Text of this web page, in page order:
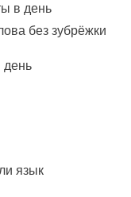
в день
без зубрёжки
день
язык